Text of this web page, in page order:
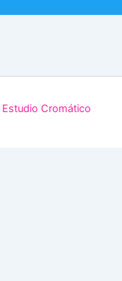
Estudio Cromático